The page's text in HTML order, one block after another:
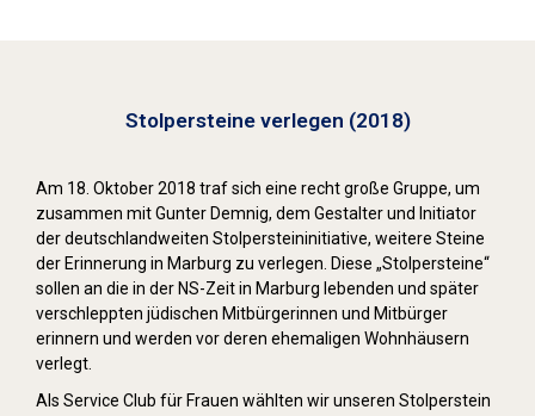
Stolpersteine verlegen (2018)
Am 18. Oktober 2018 traf sich eine recht große Gruppe, um
zusammen mit Gunter Demnig, dem Gestalter und Initiator
der deutschlandweiten Stolpersteininitiative, weitere Steine
der Erinnerung in Marburg zu verlegen. Diese „Stolpersteine“
sollen an die in der NS-Zeit in Marburg lebenden und später
verschleppten jüdischen Mitbürgerinnen und Mitbürger
erinnern und werden vor deren ehemaligen Wohnhäusern
verlegt.
Als Service Club für Frauen wählten wir unseren Stolperstein